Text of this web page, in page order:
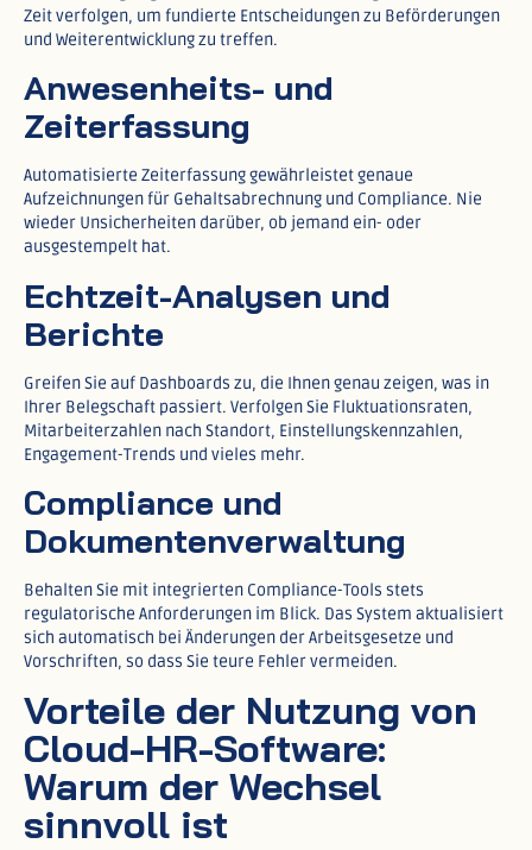
Zeit verfolgen, um fundierte Entscheidungen zu Beförderungen
und Weiterentwicklung zu treffen.​
Anwesenheits- und
Zeiterfassung
Automatisierte Zeiterfassung gewährleistet genaue
Aufzeichnungen für Gehaltsabrechnung und Compliance. Nie
wieder Unsicherheiten darüber, ob jemand ein- oder
ausgestempelt hat.​
Echtzeit-Analysen und
Berichte
Greifen Sie auf Dashboards zu, die Ihnen genau zeigen, was in
Ihrer Belegschaft passiert. Verfolgen Sie Fluktuationsraten,
Mitarbeiterzahlen nach Standort, Einstellungskennzahlen,
Engagement-Trends und vieles mehr.​
Compliance und
Dokumentenverwaltung
Behalten Sie mit integrierten Compliance-Tools stets
regulatorische Anforderungen im Blick. Das System aktualisiert
sich automatisch bei Änderungen der Arbeitsgesetze und
Vorschriften, so dass Sie teure Fehler vermeiden.​
Vorteile der Nutzung von
Cloud-HR-Software:
Warum der Wechsel
sinnvoll ist